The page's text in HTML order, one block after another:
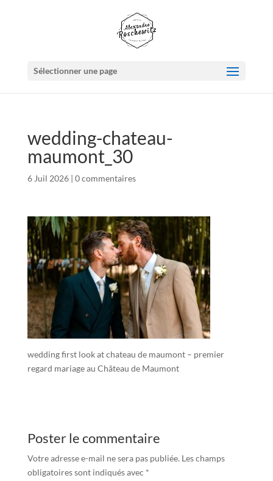
Sélectionner une page
wedding-chateau-
maumont_30
6 Juil 2026| 0 commentaires
wedding first look at chateau de maumont – premier
regard mariage au Château de Maumont
Poster le commentaire
Votre adresse e-mail ne sera pas publiée. Les champs
obligatoires sont indiqués avec *